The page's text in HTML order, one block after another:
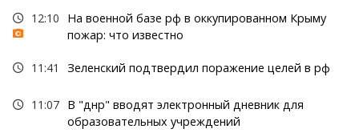
12:10
На военной базе рф в оккупированном Крыму
пожар: что известно
11:41 Зеленский подтвердил поражение целей в рф
11:07 В "днр" вводят электронный дневник для
образовательных учреждений